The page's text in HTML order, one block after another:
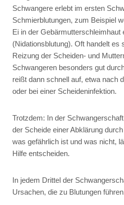
Schwangere erlebt im ersten
Schmierblutungen, zum Beispiel
Ei in der Gebärmutterschleimhaut
(Nidationsblutung). Oft handelt es
Reizung der Scheiden- und
Schwangeren besonders gut
reißt dann schnell auf, etwa nach
oder bei einer Scheideninfektion.
Trotzdem: In der
der Scheide einer Abklärung
was gefährlich ist und was nicht,
Hilfe entscheiden.
In jedem Drittel der
Ursachen, die zu Blutungen